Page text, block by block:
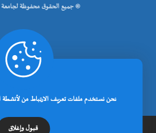
© جميع الحقوق محفوظة لجامعة
.
نحن نستخدم ملفات تعريف الارتباط من لأنشطة
قبول وإغلاق